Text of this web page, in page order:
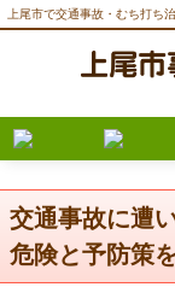
上尾市で交通事故・むち打ち
交通事故に遭
危険と予防策